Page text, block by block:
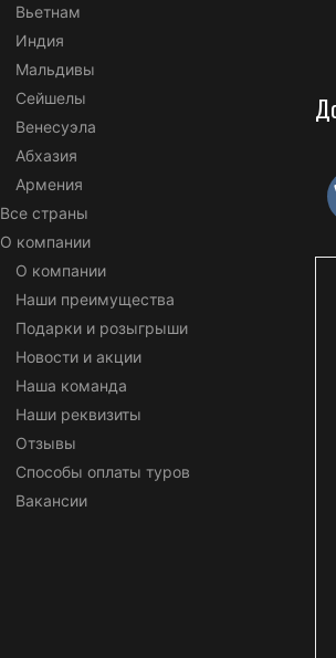
Вьетнам
Индия
Мальдивы
Сейшелы
Венесуэла
Абхазия
Армения
Все страны
О компании
О компании
Наши преимущества
Подарки и розыгрыши
Новости и акции
Наша команда
Наши реквизиты
Отзывы
Способы оплаты туров
Вакансии